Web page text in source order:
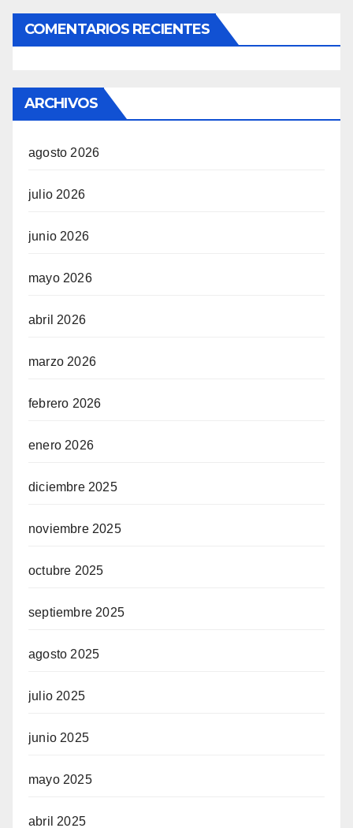
COMENTARIOS RECIENTES
ARCHIVOS
agosto 2026
julio 2026
junio 2026
mayo 2026
abril 2026
marzo 2026
febrero 2026
enero 2026
diciembre 2025
noviembre 2025
octubre 2025
septiembre 2025
agosto 2025
julio 2025
junio 2025
mayo 2025
abril 2025